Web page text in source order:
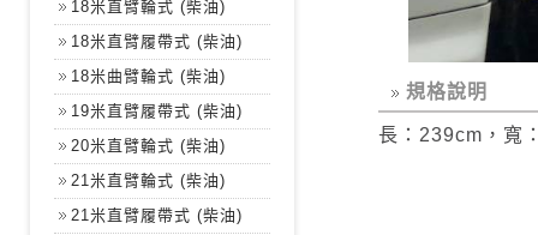
18米直臂輪式 (柴油)
18米直臂履帶式 (柴油)
18米曲臂輪式 (柴油)
19米直臂履帶式 (柴油)
20米直臂輪式 (柴油)
21米直臂輪式 (柴油)
21米直臂履帶式 (柴油)
規格說明
長：239cm，寬